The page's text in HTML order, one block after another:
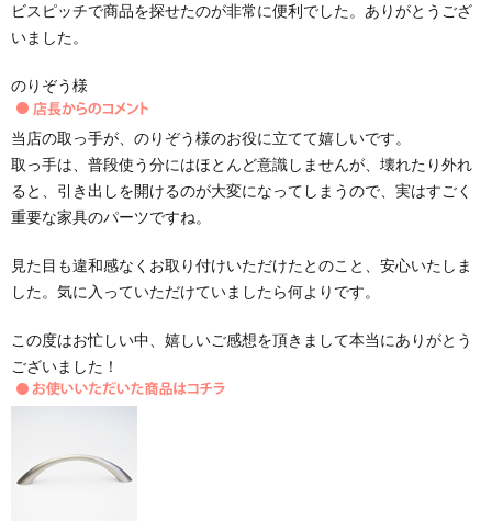
ビスピッチで商品を探せたのが非常に便利でした。ありがとうござ
いました。
のりぞう様
当店の取っ手が、のりぞう様のお役に立てて嬉しいです。
取っ手は、普段使う分にはほとんど意識しませんが、壊れたり外れ
ると、引き出しを開けるのが大変になってしまうので、実はすごく
重要な家具のパーツですね。
見た目も違和感なくお取り付けいただけたとのこと、安心いたしま
した。気に入っていただけていましたら何よりです。
この度はお忙しい中、嬉しいご感想を頂きまして本当にありがとう
ございました！